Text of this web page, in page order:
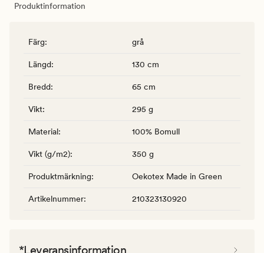
Produktinformation
Färg: grå
Längd: 130 cm
Bredd: 65 cm
Vikt: 295 g
Material: 100% Bomull
Vikt (g/m2): 350 g
Produktmärkning: Oekotex Made in Green
Artikelnummer: 210323130920
*Leveransinformation